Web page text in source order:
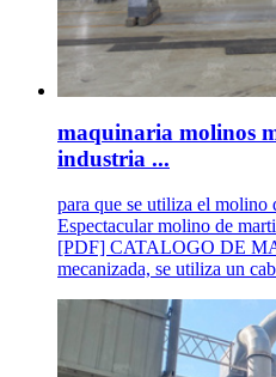
maquinaria molinos
industria ...
para que se utiliza el
Espectacular molino de
[PDF] CATALOGO DE
mecanizada, se utiliza un